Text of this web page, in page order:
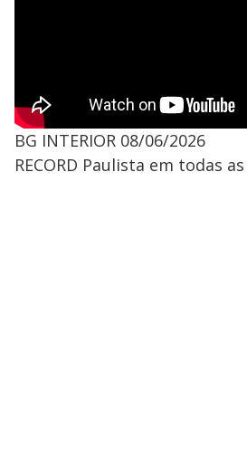
BG INTERIOR 08/06/2026
RECORD Paulista em todas